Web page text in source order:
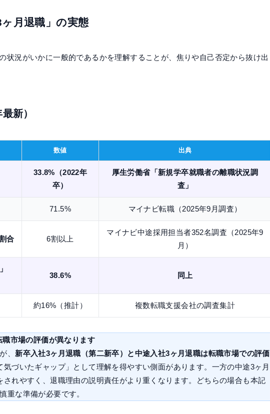
月退職」の実態
状況がいかに一般的であるかを理解することが、焦りや自己否定から抜け出
新）
数値 出典
33.8%（2022年
卒）
厚生労働省「新規学卒就職者の離職状況調
査」
71.5% マイナビ転職（2025年9月調査）
合 6割以上
マイナビ中途採用担当者352名調査（2025年9
月）
38.6% 同上
約16%（推計） 複数転職支援会社の調査集計
市場の評価が異なります
、 新卒入社3ヶ月退職（第二新卒）と中途入社3ヶ月退職は転職市場での評価
づいたギャップ」として理解を得やすい側面があります。一方の中途3ヶ月
れやすく、退職理由の説明責任がより重くなります。どちらの場合も本記
重な準備が必要です。